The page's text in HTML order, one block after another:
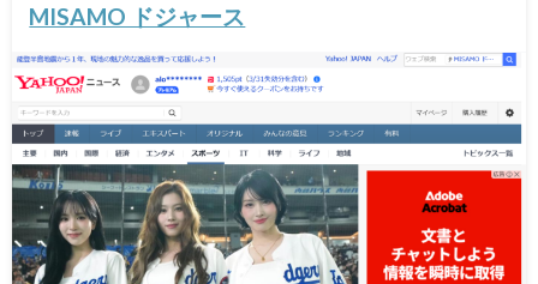
MISAMO ドジャース